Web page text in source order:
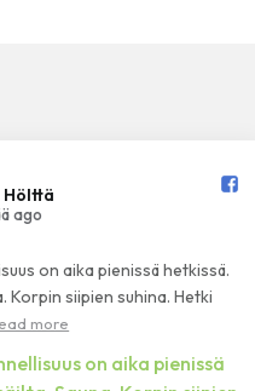
Hölttä️
ago
on aika pienissä hetkissä.
Korpin siipien suhina. Hetki
more